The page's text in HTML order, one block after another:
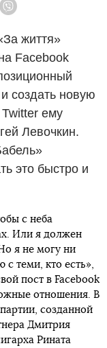
Viber
життя»
Facebook
создать новую
ему
Левочкин.
это быстро и
с неба
Или я должен
я не могу ни
с теми, кто есть»,
пост в Facebook
отношения. В
созданной
Дмитрия
Рината